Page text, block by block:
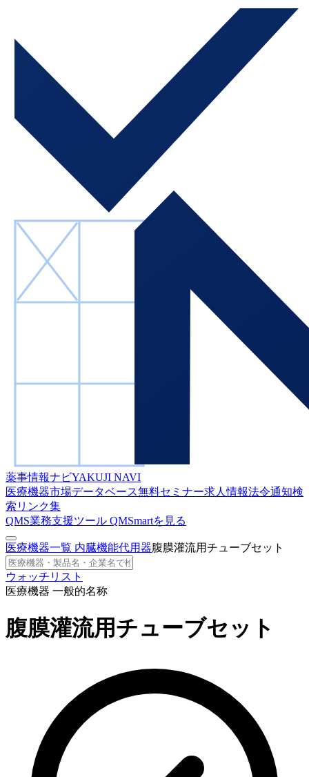
薬事情報ナビYAKUJI NAVI
医療機器市場データベース無料セミナー求人情報法令通知検
索 リンク集
QMS業務支援ツール QMSmartを見る
医療機器一覧 内臓機能代用器腹膜灌流用チューブセット
ウォッチリスト
医療機器 一般的名称
腹膜灌流用チューブセット